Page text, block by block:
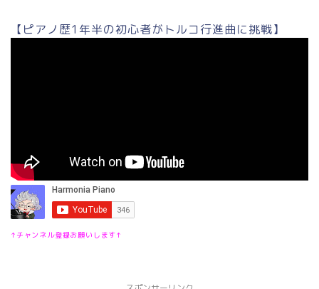
【ピアノ歴1年半の初心者がトルコ行進曲に挑戦】
↑チャンネル登録お願いします↑